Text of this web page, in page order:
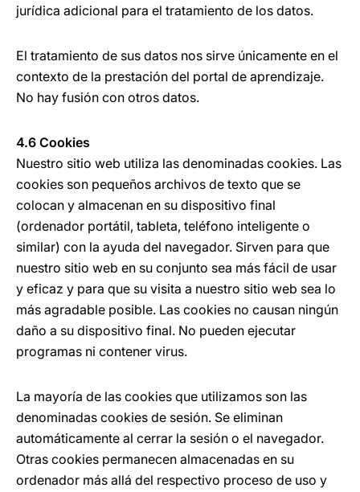
jurídica adicional para el tratamiento de los datos.
El tratamiento de sus datos nos sirve únicamente en el
contexto de la prestación del portal de aprendizaje.
No hay fusión con otros datos.
4.6 Cookies
Nuestro sitio web utiliza las denominadas cookies. Las
cookies son pequeños archivos de texto que se
colocan y almacenan en su dispositivo final
(ordenador portátil, tableta, teléfono inteligente o
similar) con la ayuda del navegador. Sirven para que
nuestro sitio web en su conjunto sea más fácil de usar
y eficaz y para que su visita a nuestro sitio web sea lo
más agradable posible. Las cookies no causan ningún
daño a su dispositivo final. No pueden ejecutar
programas ni contener virus.
La mayoría de las cookies que utilizamos son las
denominadas cookies de sesión. Se eliminan
automáticamente al cerrar la sesión o el navegador.
Otras cookies permanecen almacenadas en su
ordenador más allá del respectivo proceso de uso y